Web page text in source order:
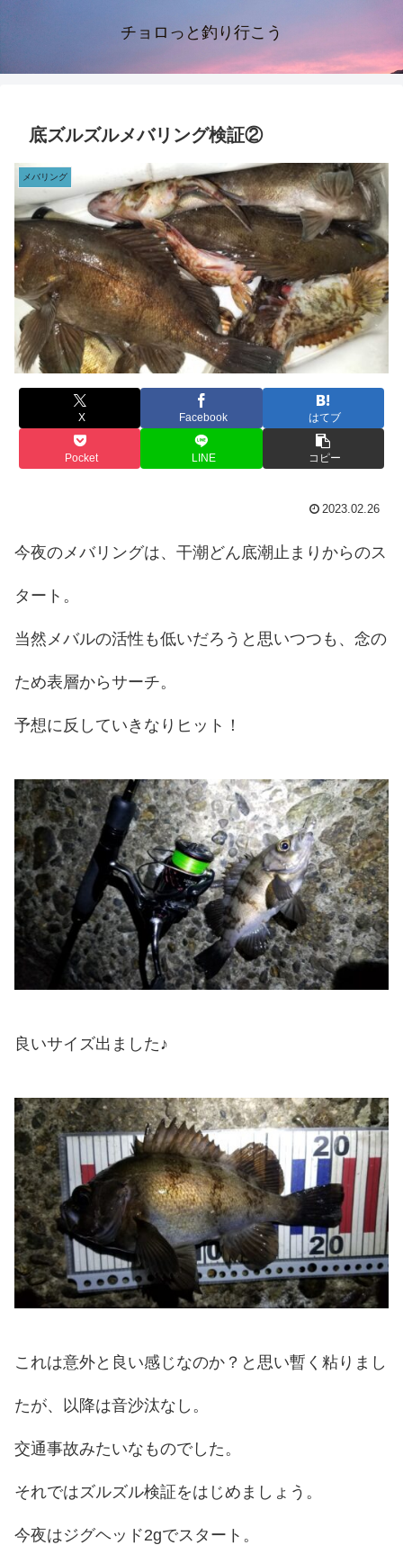
チョロっと釣り行こう
底ズルズルメバリング検証②
メバリング
X Facebook はてブ
Pocket LINE コピー
2023.02.26
今夜のメバリングは、干潮どん底潮止まりからのス
タート。
当然メバルの活性も低いだろうと思いつつも、念の
ため表層からサーチ。
予想に反していきなりヒット！
良いサイズ出ました♪
これは意外と良い感じなのか？と思い暫く粘りまし
たが、以降は音沙汰なし。
交通事故みたいなものでした。
それではズルズル検証をはじめましょう。
今夜はジグヘッド2gでスタート。